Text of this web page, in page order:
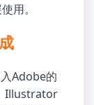
用。
Adobe的
Illustrator